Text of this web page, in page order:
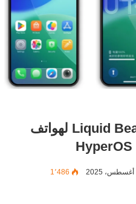
تحميل ثيم Liquid Beauty iOS 26 لهواتف
1٬486